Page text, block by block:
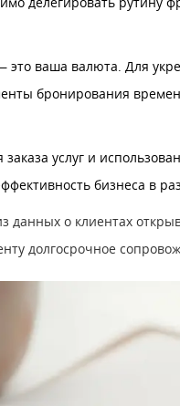
это ваша валюта. Для
бронирования
услуг и
бизнеса в
данных о клиентах
долгосрочное